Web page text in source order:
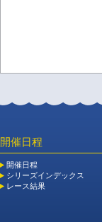
開催日程
開催日程
シリーズインデックス
レース結果